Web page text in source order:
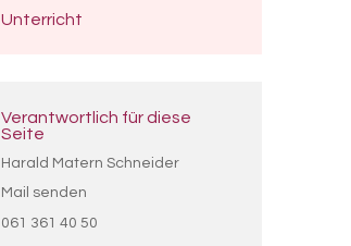
Unterricht
Verantwortlich für diese
Seite
Harald Matern Schneider
Mail senden
061 361 40 50